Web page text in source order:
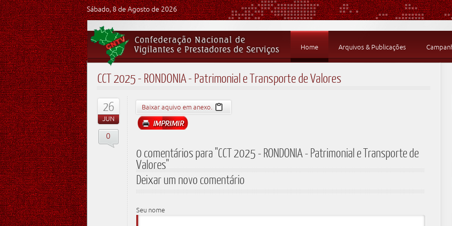
Sábado, 8 de Agosto de 2026
Home Arquivos & Publicações
CCT 2025 - RONDONIA - Patrimonial e Transporte de Valores
26
JUN
0
Baixar aquivo em anexo.
0 comentários para "CCT 2025 - RONDONIA - Patrimonial e Transporte de
Valores"
Deixar um novo comentário
Seu nome